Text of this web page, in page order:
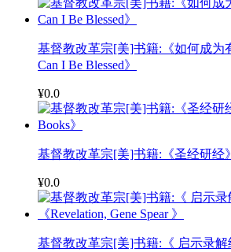
基督教改革宗[美]书籍:《如何成为
Can I Be Blessed》
¥0.0
基督教改革宗[美]书籍:《圣经研经
¥0.0
基督教改革宗[美]书籍:《 启示录解